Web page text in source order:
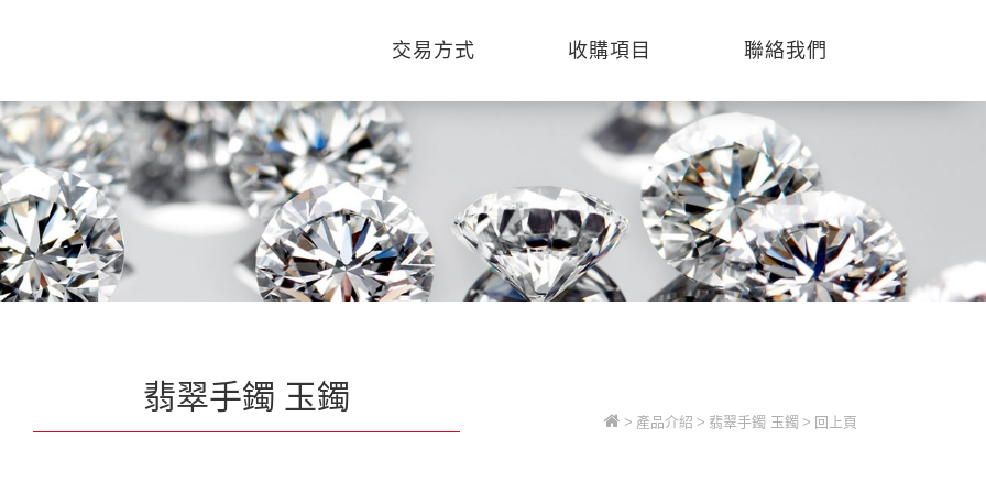
交易方式 收購項目 聯絡我們
翡翠手鐲 玉鐲
> 產品介紹 > 翡翠手鐲 玉鐲 > 回上頁